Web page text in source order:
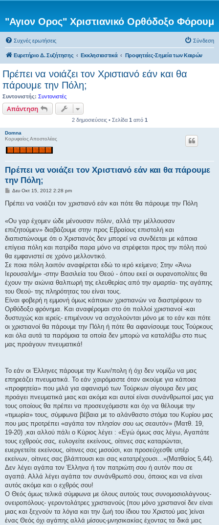
"Αγιον Ορος" Χριστιανικό Ορθόδοξο Φόρουμ
Συχνές ερωτήσεις Σύνδεση
Ευρετήριο Δ. Συζήτησης Εκκλησιαστικά Προφητείες-Σημεία των Καιρών
Πρέπει να νοιάζει τον Χριστιανό εάν και θα
πάρουμε την Πόλη;
Συντονιστής: Συντονιστές
Απάντηση
2 δημοσιεύσεις • Σελίδα 1 από 1
Domna
Κορυφαίος Αποστολέας
Πρέπει να νοιάζει τον Χριστιανό εάν και θα πάρουμε
την Πόλη;
Δ
μ
ί
υ
σ
Δευ Οκτ 15, 2012 2:28 pm
Πρέπει να νοιάζει τον χριστιανό εάν και πότε θα πάρουμε την Πόλη
«Ου γαρ έχομεν ώδε μένουσαν πόλιν, αλλά την μέλλουσαν
επιζητούμεν» διαβάζουμε στην προς Εβραίους επιστολή και
διαπιστώνουμε ότι ο Χριστιανός δεν μπορεί να συνδέεται με κάποια
επίγεια πόλη και πατρίδα παρα μόνο να στρέφεται προς την πόλη πού
θα εμφανιστεί σε χρόνο μελλοντικό.
Σε ποια πόλη λοιπόν αναφέρεται εδώ το ιερό κείμενο; Στην «Άνω
Ιερουσαλήμ» -στην Βασιλεία του Θεού - όπου εκεί οι ουρανοπολίτες θα
έχουν την αιώνια θαλπωρή της ελευθερίας από την αμαρτία- της αγάπης
του Θεού- της πληρότητας του είναι τους.
Είναι φοβερή η εμμονή όμως κάποιων χριστιανών να διαστρέφουν το
Ορθόδοξο φρόνημα. Και αναφέρομαι στο ότι πολλοί χριστιανοί -και
δυστυχώς και ιερείς- επιμένουν να ασχολούνται μόνο με το εάν και πότε
οι χριστιανοί θα πάρουμε την Πόλη ή πότε θα αφανίσουμε τους Τούρκους
και όλα αυτά τα παρόμοια τα οποία δεν μπορώ να καταλάβω στο πως
μας προάγουν πνευματικά!
Το εάν οι Έλληνες πάρουμε την Κων/πολη ή όχι δεν νομίζω να μας
επηρεάζει πνευματικά. Το εάν χαιρόμαστε όταν ακούμε για κάποια
«προφητεία» που μιλά για αφανισμό των Τούρκων σίγουρα δεν μας
προάγει πνευματικά μιας και ακόμα και αυτοί είναι συνάνθρωποί μας για
τους οποίους θα πρέπει να προσευχόμαστε και όχι να θέλουμε την
«τιμωρία» τους, σύμφωνα βέβαια με το αλάνθαστο στόμα του Κυρίου μας
που μας προτρέπει «αγάπα τον πλησίον σου ως σεαυτόν» (Ματθ. 19,
19-20) ,και αλλού πάλι ο Κύριος λέγει : «Εγώ όμως σας λέγω, Αγαπάτε
τους εχθρούς σας, ευλογείτε εκείνους, οίτινες σας καταρώνται,
ευεργετείτε εκείνους, οίτινες σας μισούσι, και προσεύχεσθε υπέρ
εκείνων, οίτινες σας βλάπτουσι και σας κατατρέχουσι...»(Ματθαίος 5,44).
Δεν λέγει αγάπα τον Έλληνα ή τον πατριώτη σου ή αυτόν που σε
αγαπά. Αλλά λέγει αγάπα τον συνάνθρωπό σου, όποιος και να είναι
αυτός ακόμα και ο εχθρός σου!
Ο Θεός όμως τελικά σύμφωνα με όλους αυτούς τους συνομοσιολάγνους-
ονειροπόλους- γεροντολάτρες χριστιανούς (που μόνο χριστιανοί δεν είναι
μιας και ξεχνούν τα λόγια και την ζωή του ίδιου του Χριστού μας )είναι
ένας Θεός όχι αγάπης αλλά μίσους-μνησικακίας έχοντας τα δικά μας